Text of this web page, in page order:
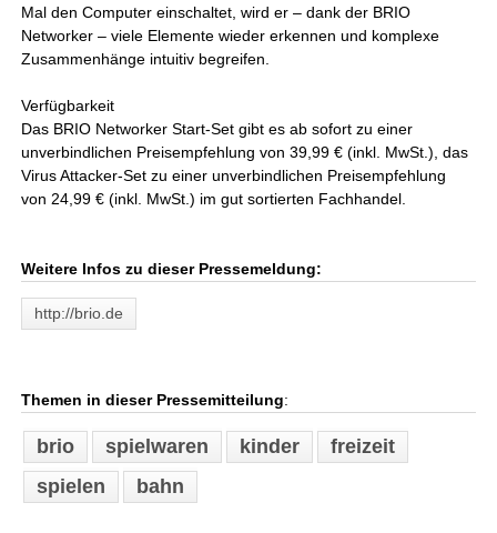
Mal den Computer einschaltet, wird er – dank der BRIO
Networker – viele Elemente wieder erkennen und komplexe
Zusammenhänge intuitiv begreifen.
Verfügbarkeit
Das BRIO Networker Start-Set gibt es ab sofort zu einer
unverbindlichen Preisempfehlung von 39,99 € (inkl. MwSt.), das
Virus Attacker-Set zu einer unverbindlichen Preisempfehlung
von 24,99 € (inkl. MwSt.) im gut sortierten Fachhandel.
Weitere Infos zu dieser Pressemeldung:
http://brio.de
Themen in dieser Pressemitteilung:
brio spielwaren kinder
freizeit
spielen
bahn